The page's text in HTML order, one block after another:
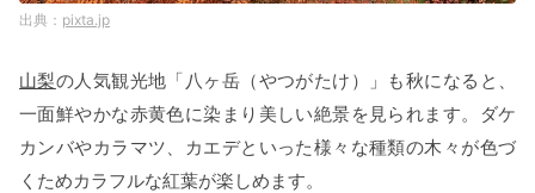
pixta.jp
山梨の人気観光地「八ヶ岳（やつがたけ）」も秋になると、
一面鮮やかな赤黄色に染まり美しい絶景を見られます。ダケ
カンバやカラマツ、カエデといった様々な種類の木々が色づ
くためカラフルな紅葉が楽しめます。